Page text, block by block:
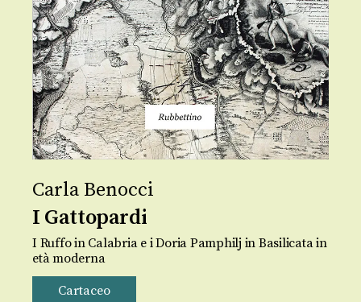
Carla Benocci
I Gattopardi
I Ruffo in Calabria e i Doria Pamphilj in Basilicata in
età moderna
Cartaceo